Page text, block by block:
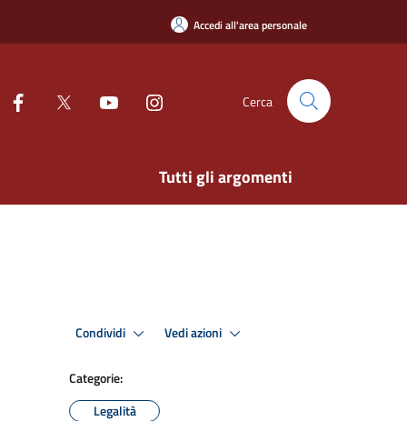
Accedi all'area personale
Cerca
Tutti gli argomenti
Condividi Vedi azioni
Categorie:
Legalità